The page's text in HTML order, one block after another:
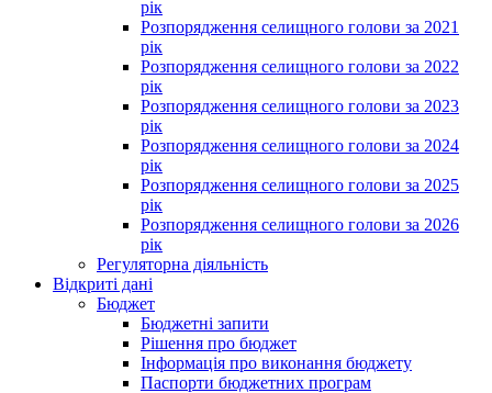
рік
Розпорядження селищного голови за 2021
рік
Розпорядження селищного голови за 2022
рік
Розпорядження селищного голови за 2023
рік
Розпорядження селищного голови за 2024
рік
Розпорядження селищного голови за 2025
рік
Розпорядження селищного голови за 2026
рік
Регуляторна діяльність
Відкриті дані
Бюджет
Бюджетні запити
Рішення про бюджет
Інформація про виконання бюджету
Паспорти бюджетних програм